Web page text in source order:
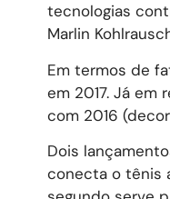
tecnologias
Marlin
Em termos de
em 2017. Já em
com 2016
Dois
conecta o tênis